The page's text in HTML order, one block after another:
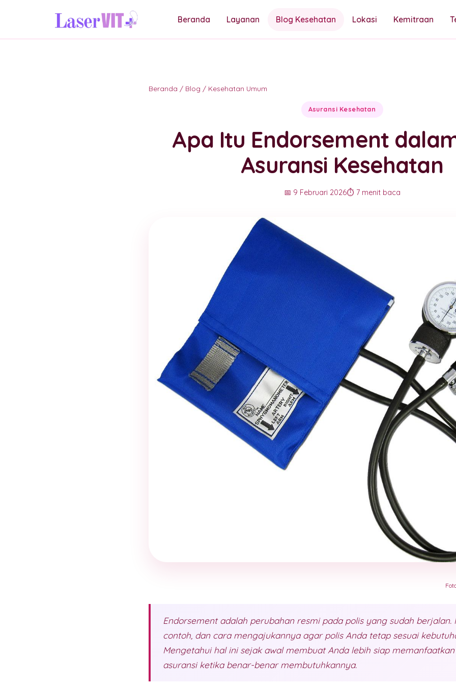
Beranda Layanan Blog Kesehatan Lokasi Kemitraan
Beranda / Blog / Kesehatan Umum
Asuransi Kesehatan
Apa Itu Endorsement
Asuransi Kesehatan
📅 9 Februari 2026⏱️ 7 menit baca
Endorsement adalah perubahan resmi pada polis yang sudah berjalan.
contoh, dan cara mengajukannya agar polis Anda tetap sesuai
Mengetahui hal ini sejak awal membuat Anda lebih siap
asuransi ketika benar-benar membutuhkannya.